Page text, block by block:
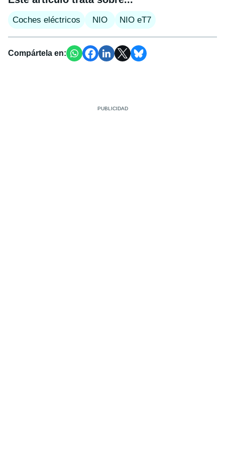
Coches eléctricos NIO NIO eT7
Compártela en: